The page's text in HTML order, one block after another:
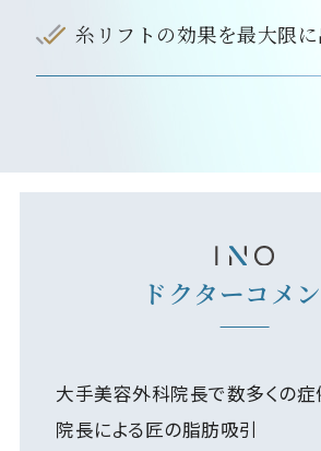
糸リフトの効果を最大限
ドクターコメ
大手美容外科院長で数多くの
院長による匠の脂肪吸引